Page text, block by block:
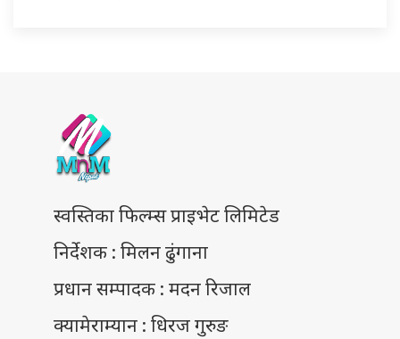
स्वस्तिका फिल्म्स प्राइभेट लिमिटेड
निर्देशक : मिलन ढुंगाना
प्रधान सम्पादक : मदन रिजाल
क्यामेराम्यान : धिरज गुरुङ